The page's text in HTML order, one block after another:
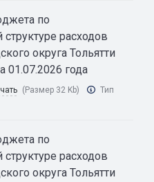
по
расходов
округа Тольятти
01.07.2026 года
(Размер 32 Kb)
Тип
по
расходов
округа Тольятти